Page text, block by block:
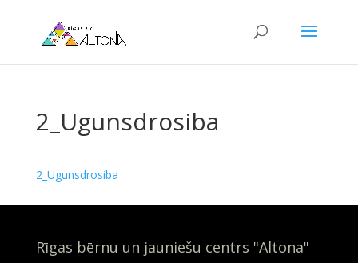
2_Ugunsdrosiba
2_Ugunsdrosiba
Rīgas bērnu un jauniešu centrs "Altona"